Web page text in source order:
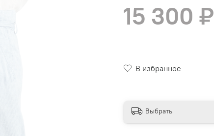
15 300 ₽
В избранное
Выбрать